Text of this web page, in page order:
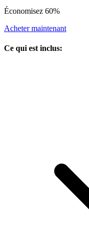
Économisez 60%
Acheter maintenant
Ce qui est inclus: